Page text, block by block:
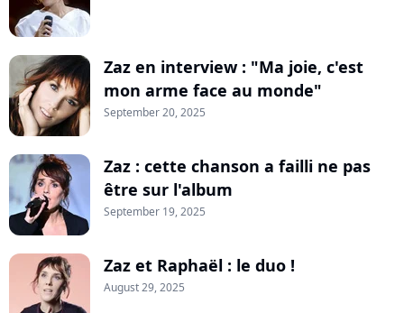
Zaz en interview : "Ma joie, c'est
mon arme face au monde"
September 20, 2025
Zaz : cette chanson a failli ne pas
être sur l'album
September 19, 2025
Zaz et Raphaël : le duo !
August 29, 2025